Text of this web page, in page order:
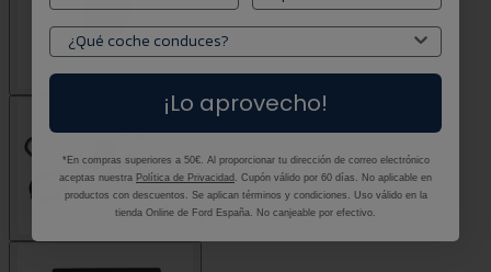
¡Lo aprovecho!
*En compras superiores a 50€. Al proporcionar tu dirección de correo electrónico
aceptas nuestra Política de Privacidad . Cupón válido por 60 días. No aplicable en
productos con descuentos. Se aplican términos y condiciones. Uso válido en la
tienda Online de Ford España. No canjeable por efectivo.